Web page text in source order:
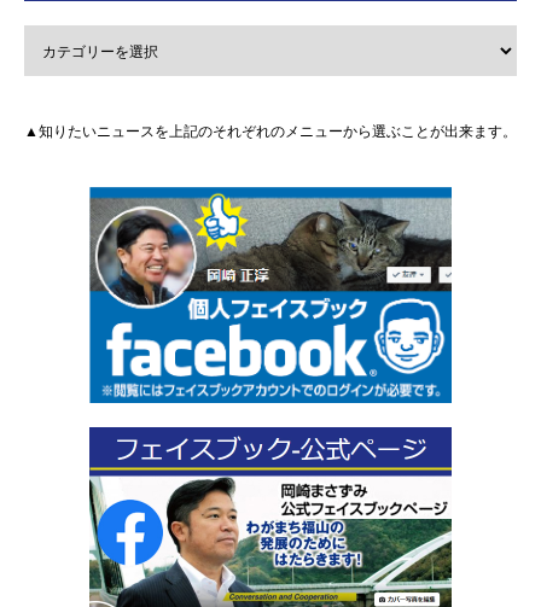
▲知りたいニュースを上記のそれぞれのメニューから選ぶことが出来ます。